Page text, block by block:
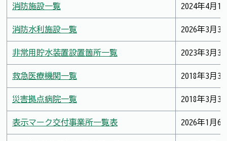
消防施設一覧 2024年4月1
消防水利施設一覧 2026年3月
非常用貯水装置設置箇所一覧 2023年3月
救急医療機関一覧 2018年3月
災害拠点病院一覧 2018年3月
表示マーク交付事業所一覧表 2026年1月6